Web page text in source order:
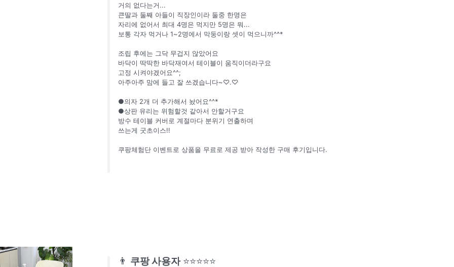
거의 없다는거...
큰딸과 둘째 아들이 직장인이라 둘중 한명은
자리에 없어서 최대 4명은 먹지만 5명은 뭐...
보통 각자 먹거나 1~2명에서 막둥이랑 셋이 먹으니까^^*
조립 후에는 그닥 무겁지 않았어요
바닥이 딱딱한 바닥재여서 테이블이 움직이더라구요
고정 시켜야겠어요^^;
아주아주 맘에 들고 잘 쓰겠습니다~♡.♡
●의자 2개 더 추가해서 놨어요^^*
●상판 유리는 위험할것 같아서 안할거구요
방수 테이블 커버로 계절마다 분위기 연출하며
쓰는게 굿초이스!!
쿠팡체험단 이벤트로 상품을 무료로 제공 받아 작성한 구매 후기입니다.
👨 쿠팡 사용자 ⭐⭐⭐⭐⭐